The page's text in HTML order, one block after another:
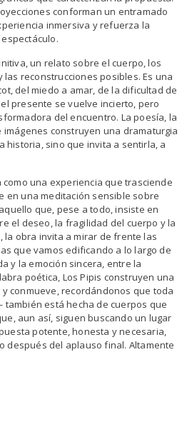
conforman un entramado
inmersiva y refuerza la
un relato sobre el cuerpo, los
reconstrucciones posibles. Es una
del miedo a amar, de la dificultad de
presente se vuelve incierto, pero
del encuentro. La poesía, la
construyen una dramaturgia
historia, sino que invita a sentirla, a
una experiencia que trasciende
en una meditación sensible sobre
que, pese a todo, insiste en
el deseo, la fragilidad del cuerpo y la
la obra invita a mirar de frente las
que vamos edificando a lo largo de
y la emoción sincera, entre la
poética, Los Pipis construyen una
conmueve, recordándonos que toda
está hecha de cuerpos que
aun así, siguen buscando un lugar
potente, honesta y necesaria,
después del aplauso final. Altamente